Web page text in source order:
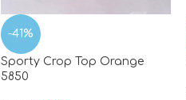
-41%
Sporty Crop Top Orange
5850